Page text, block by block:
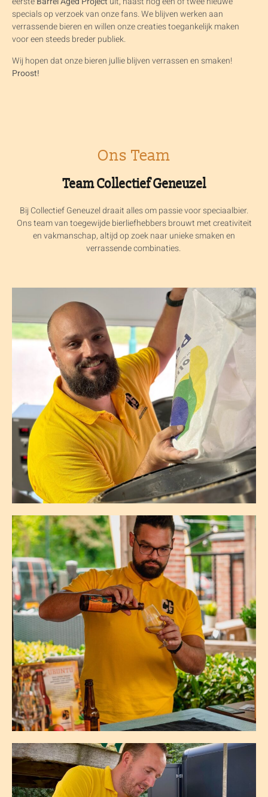
specials op verzoek van onze fans. We blijven werken aan
verrassende bieren en willen onze creaties toegankelijk maken
voor een steeds breder publiek.
Wij hopen dat onze bieren jullie blijven verrassen en smaken!
Proost!
Ons Team
Team Collectief Geneuzel
Bij Collectief Geneuzel draait alles om passie voor speciaalbier.
Ons team van toegewijde bierliefhebbers brouwt met creativiteit
en vakmanschap, altijd op zoek naar unieke smaken en
verrassende combinaties.
Mark Van Berkom
Robbert Zijlmans